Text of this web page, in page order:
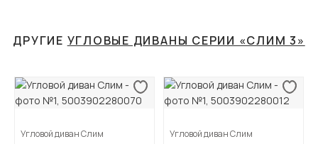
ДРУГИЕ УГЛОВЫЕ ДИВАНЫ СЕРИИ «СЛИМ 3»
Угловой диван Слим
Угловой диван Слим